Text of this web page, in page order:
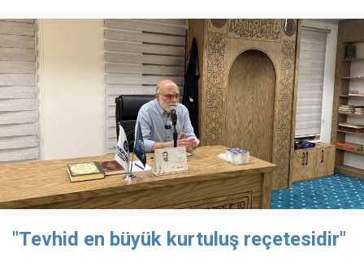
"Tevhid en büyük kurtuluş reçetesidir"